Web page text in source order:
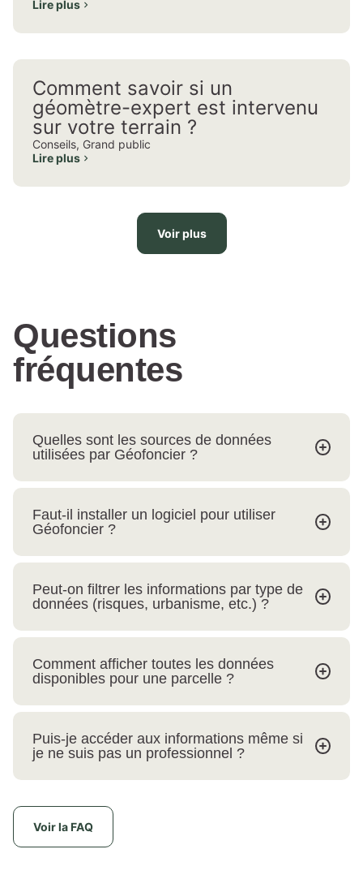
Lire plus
Comment savoir si un
géomètre-expert est intervenu
sur votre terrain ?
Conseils, Grand public
Lire plus
Voir plus
Questions
fréquentes
Quelles sont les sources de données
utilisées par Géofoncier ?
Faut-il installer un logiciel pour utiliser
Géofoncier ?
Peut-on filtrer les informations par type de
données (risques, urbanisme, etc.) ?
Comment afficher toutes les données
disponibles pour une parcelle ?
Puis-je accéder aux informations même si
je ne suis pas un professionnel ?
Voir la FAQ